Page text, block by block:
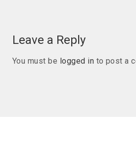
Leave a Reply
You must be logged in to post a